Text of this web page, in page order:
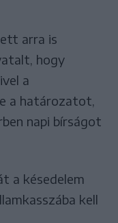
arra is
hogy
a
a határozatot,
napi bírságot
a késedelem
kell